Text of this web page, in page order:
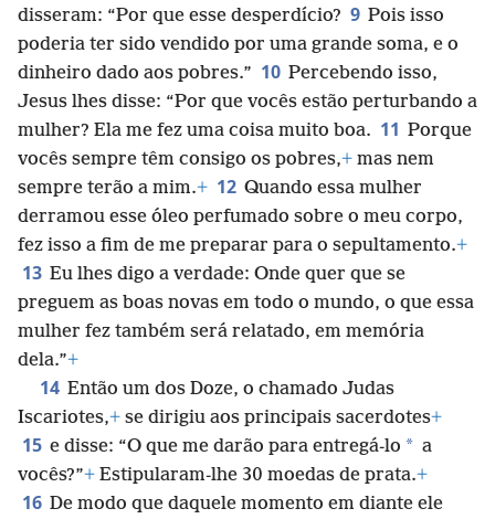
disseram: “Por que esse desperdício? 9 Pois isso
poderia ter sido vendido por uma grande soma, e o
dinheiro dado aos pobres.” 10 Percebendo isso,
Jesus lhes disse: “Por que vocês estão perturbando a
mulher? Ela me fez uma coisa muito boa. 11 Porque
vocês sempre têm consigo os pobres,+ mas nem
sempre terão a mim.+ 12 Quando essa mulher
derramou esse óleo perfumado sobre o meu corpo,
fez isso a fim de me preparar para o sepultamento.+
13 Eu lhes digo a verdade: Onde quer que se
preguem as boas novas em todo o mundo, o que essa
mulher fez também será relatado, em memória
dela.”+
14 Então um dos Doze, o chamado Judas
Iscariotes,+ se dirigiu aos principais sacerdotes+
15 e disse: “O que me darão para entregá-lo * a
vocês?”+ Estipularam-lhe 30 moedas de prata.+
16 De modo que daquele momento em diante ele